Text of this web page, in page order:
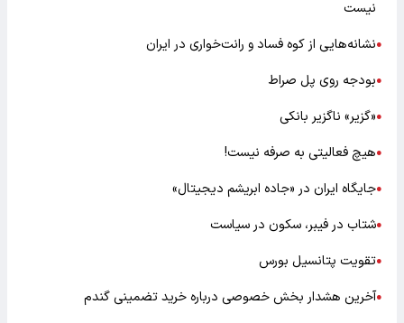
نیست
●نشانه‌هایی از کوه فساد و رانت‌خواری در ایران
●بودجه روی پل صراط
●«گزیر» ناگزیر بانکی
●هیچ فعالیتی به صرفه نیست!
●جایگاه ایران در «جاده ابریشم دیجیتال»
●شتاب در فیبر، سکون در سیاست
●تقویت پتانسیل بورس
●آخرین هشدار بخش خصوصی درباره خرید تضمینی گندم